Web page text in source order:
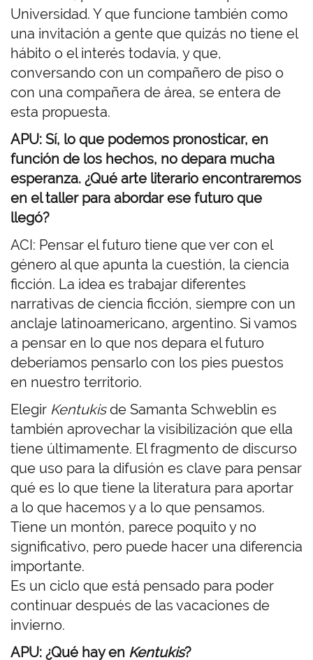
Universidad. Y que funcione también como
una invitación a gente que quizás no tiene el
hábito o el interés todavía, y que,
conversando con un compañero de piso o
con una compañera de área, se entera de
esta propuesta.
APU: Sí, lo que podemos pronosticar, en
función de los hechos, no depara mucha
esperanza. ¿Qué arte literario encontraremos
en el taller para abordar ese futuro que
llegó?
ACI: Pensar el futuro tiene que ver con el
género al que apunta la cuestión, la ciencia
ficción. La idea es trabajar diferentes
narrativas de ciencia ficción, siempre con un
anclaje latinoamericano, argentino. Si vamos
a pensar en lo que nos depara el futuro
deberíamos pensarlo con los pies puestos
en nuestro territorio.
Elegir Kentukisde Samanta Schweblin es
también aprovechar la visibilización que ella
tiene últimamente. El fragmento de discurso
que uso para la difusión es clave para pensar
qué es lo que tiene la literatura para aportar
a lo que hacemos y a lo que pensamos.
Tiene un montón, parece poquito y no
significativo, pero puede hacer una diferencia
importante.
Es un ciclo que está pensado para poder
continuar después de las vacaciones de
invierno.
APU: ¿Qué hay en Kentukis?